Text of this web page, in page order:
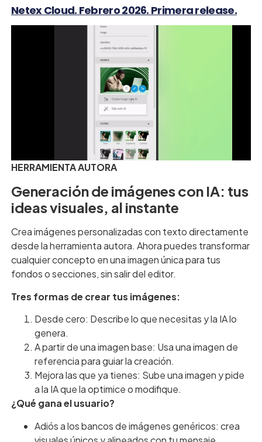
Netex Cloud. Febrero 2026. Primera release.
HERRAMIENTA AUTORA
Generación de imágenes con IA: tus
ideas visuales, al instante
Crea imágenes personalizadas con texto directamente
desde la herramienta autora. Ahora puedes transformar
cualquier concepto en una imagen única para tus
fondos o secciones, sin salir del editor.
Tres formas de crear tus imágenes:
Desde cero: Describe lo que necesitas y la IA lo
genera.
A partir de una imagen base: Usa una imagen de
referencia para guiar la creación.
Mejora las que ya tienes: Sube una imagen y pide
a la IA que la optimice o modifique.
¿Qué gana el usuario?
Adiós a los bancos de imágenes genéricos: crea